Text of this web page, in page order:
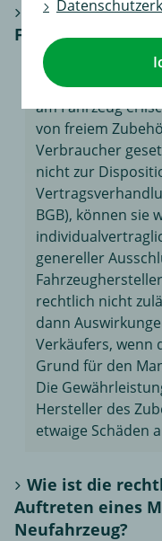
Erlischt die
Fahrzeug durch
Nein, die
am Fahrzeug
von freiem
Verbraucher
nicht zur
BGB), können sie
genereller
rechtlich nicht
dann
Verkäufers, wenn
Grund für den
Die
Hersteller des
etwaige Schäden
Wie ist die
Auftreten eines
Neufahrzeug?